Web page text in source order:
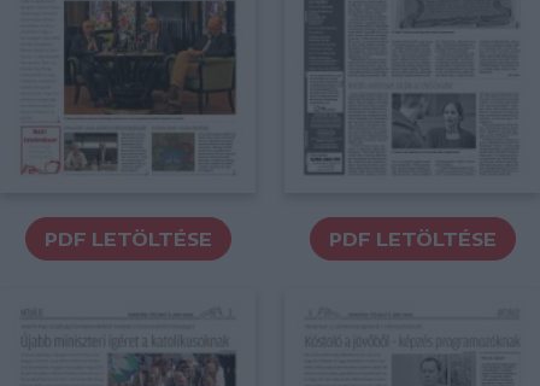
PDF LETÖLTÉSE PDF LETÖLTÉSE